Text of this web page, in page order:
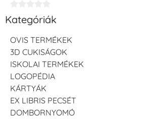
Kategóriák
OVIS TERMÉKEK
3D CUKISÁGOK
ISKOLAI TERMÉKEK
LOGOPÉDIA
KÁRTYÁK
EX LIBRIS PECSÉT
DOMBORNYOMÓ